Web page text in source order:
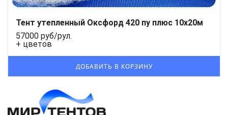
Тент утепленный Оксфорд 420 пу плюс 10х20м
57000 руб/рул.
+ цветов